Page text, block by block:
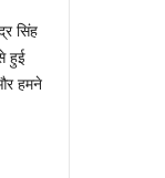
सिंह
हुई
हमने